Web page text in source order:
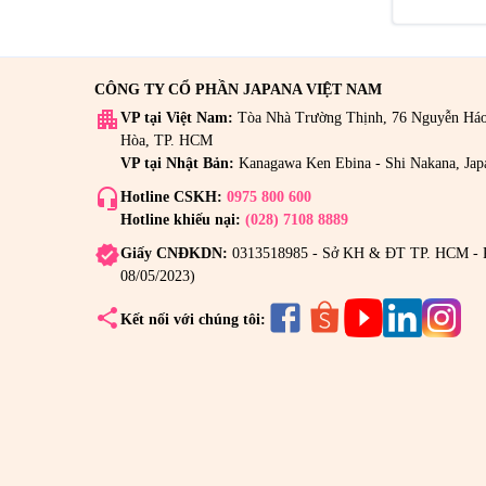
CÔNG TY CỔ PHẦN JAPANA VIỆT NAM
apartment VP tại Việt Nam: Tòa Nhà Trường Thịnh, 76 Nguyễn
Hòa, TP. HCM
VP tại Nhật Bản: Kanagawa Ken Ebina - Shi Nakana,
headset_mic Hotline CSKH: 0975 800 600
Hotline khiếu nại: (028) 7108 8889
verifiedGiấy CNĐKDN: 0313518985 - Sở KH & ĐT TP. HCM -
08/05/2023)
share Kết nối với chúng tôi: